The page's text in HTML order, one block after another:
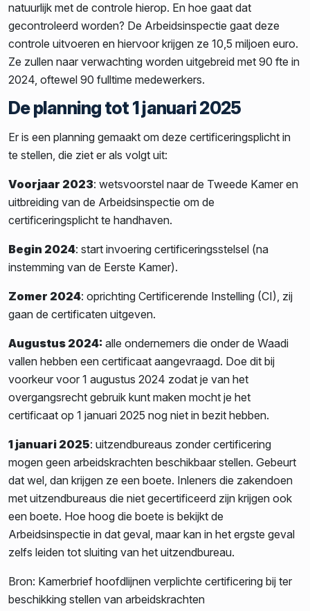
natuurlijk met de controle hierop. En hoe gaat dat
gecontroleerd worden? De Arbeidsinspectie gaat deze
controle uitvoeren en hiervoor krijgen ze 10,5 miljoen euro.
Ze zullen naar verwachting worden uitgebreid met 90 fte in
2024, oftewel 90 fulltime medewerkers.
De planning tot 1 januari 2025
Er is een planning gemaakt om deze certificeringsplicht in
te stellen, die ziet er als volgt uit:
Voorjaar 2023: wetsvoorstel naar de Tweede Kamer en
uitbreiding van de Arbeidsinspectie om de
certificeringsplicht te handhaven.
Begin 2024: start invoering certificeringsstelsel (na
instemming van de Eerste Kamer).
Zomer 2024: oprichting Certificerende Instelling (CI), zij
gaan de certificaten uitgeven.
Augustus 2024: alle ondernemers die onder de Waadi
vallen hebben een certificaat aangevraagd. Doe dit bij
voorkeur voor 1 augustus 2024 zodat je van het
overgangsrecht gebruik kunt maken mocht je het
certificaat op 1 januari 2025 nog niet in bezit hebben.
1 januari 2025: uitzendbureaus zonder certificering
mogen geen arbeidskrachten beschikbaar stellen. Gebeurt
dat wel, dan krijgen ze een boete. Inleners die zakendoen
met uitzendbureaus die niet gecertificeerd zijn krijgen ook
een boete. Hoe hoog die boete is bekijkt de
Arbeidsinspectie in dat geval, maar kan in het ergste geval
zelfs leiden tot sluiting van het uitzendbureau.
Bron: Kamerbrief hoofdlijnen verplichte certificering bij ter
beschikking stellen van arbeidskrachten